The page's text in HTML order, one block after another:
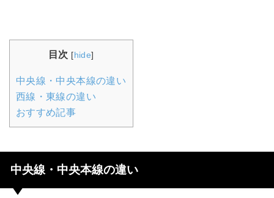
目次 [hide]
中央線・中央本線の違い
西線・東線の違い
おすすめ記事
中央線・中央本線の違い